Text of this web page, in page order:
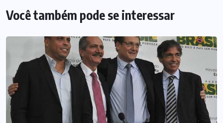
Você também pode se interessar